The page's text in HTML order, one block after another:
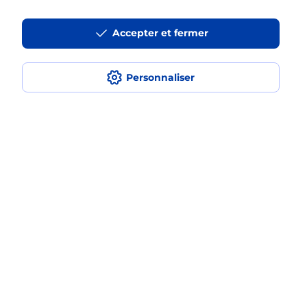
Personnaliser
Accepter et fermer
fois avec La Poste Mobile ?
Est-ce que je peux assurer mon
smartphone Samsung ?